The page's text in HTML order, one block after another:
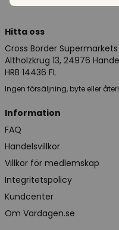
Hitta oss
Cross Border
Altholzkrug 13, 24976
HRB 14436 FL
Ingen försäljning, byte eller
Information
FAQ
Handelsvillkor
Villkor för medlemskap
Integritetspolicy
Kundcenter
Om Vardagen.se